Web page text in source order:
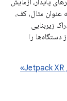
مثال، کف،
زیربنایی
را